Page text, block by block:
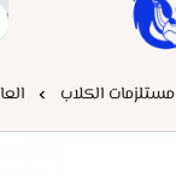
مستلزمات الكلاب